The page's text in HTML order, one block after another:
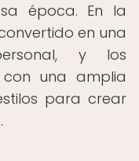
época. En la
en una
y los
con una amplia
para crear